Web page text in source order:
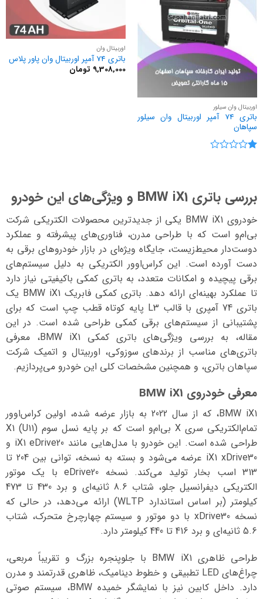
اوربیتال وان سیلور
باتری 74 آمپر اوربیتال وان سیلور
سپاهان
اوربیتال وان
باتری 74 آمپر اوربیتال وان پاور پلاس
9,308,000 تومان
بررسی باتری BMW iX1 و ویژگی‌های این خودرو
خودروی BMW iX1 یکی از جدیدترین محصولات الکتریکی شرکت
بی‌ام‌و است که با طراحی مدرن، فناوری‌های پیشرفته و عملکرد
دوست‌دار محیط‌زیست، جایگاه ویژه‌ای در بازار خودروهای برقی به
دست آورده است. این کراس‌اوور الکتریکی به دلیل سیستم‌های
برقی پیچیده و امکانات متعدد، به باتری کمکی باکیفیتی نیاز دارد
تا عملکرد بهینه‌ای ارائه دهد. باتری کمکی فابریک BMW iX1 یک
باتری 74 آمپری با قالب L3 پایه کوتاه قطب چپ است که برای
پشتیبانی از سیستم‌های برقی کمکی طراحی شده است. در این
مقاله، به بررسی ویژگی‌های باتری کمکی BMW iX1، معرفی
باتری‌های مناسب از برندهای سوزوکی، اوربیتال و اتمیک شرکت
سپاهان باتری، و همچنین مشخصات کلی این خودرو می‌پردازیم.
معرفی خودروی BMW iX1
BMW iX1، که از سال 2022 به بازار عرضه شده، اولین کراس‌اوور
تمام‌الکتریکی سری X بی‌ام‌و است که بر پایه نسل سوم X1 (U11)
طراحی شده است. این خودرو با مدل‌هایی مانند iX1 eDrive20 و
iX1 xDrive30 عرضه می‌شود و بسته به نسخه، توانی بین 204 تا
313 اسب بخار تولید می‌کند. نسخه eDrive20 با یک موتور
الکتریکی دیفرانسیل جلو، شتاب 8.6 ثانیه‌ای و برد 430 تا 473
کیلومتر (بر اساس استاندارد WLTP) ارائه می‌دهد، در حالی که
نسخه xDrive30 با دو موتور و سیستم چهارچرخ متحرک، شتاب
5.6 ثانیه‌ای و برد 416 تا 440 کیلومتر دارد.
طراحی ظاهری BMW iX1 با جلوپنجره بزرگ و تقریباً مربعی،
چراغ‌های LED تطبیقی و خطوط دینامیک، ظاهری قدرتمند و مدرن
دارد. داخل کابین نیز با نمایشگر خمیده BMW، سیستم صوتی